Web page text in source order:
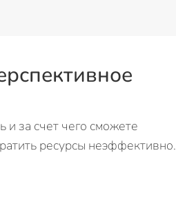
и за счет чего сможете
ресурсы неэффективно.